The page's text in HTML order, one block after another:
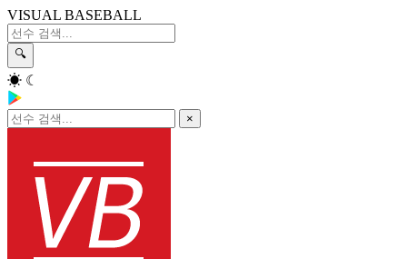
VISUAL BASEBALL
🔍
☀ ☾
×